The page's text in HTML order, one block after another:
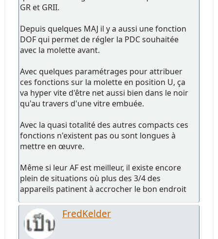
GR et GRII.
Depuis quelques MAJ il y a aussi une fonction
DOF qui permet de régler la PDC souhaitée
avec la molette avant.
Avec quelques paramétrages pour attribuer
ces fonctions sur la molette en position U, ça
va hyper vite d'être net aussi bien dans le noir
qu'au travers d'une vitre embuée.
Avec la quasi totalité des autres compacts ces
fonctions n'existent pas ou sont longues à
mettre en œuvre.
Même si leur AF est meilleur, il existe encore
plein de situations où plus des 3/4 des
appareils patinent à accrocher le bon endroit
FredKelder